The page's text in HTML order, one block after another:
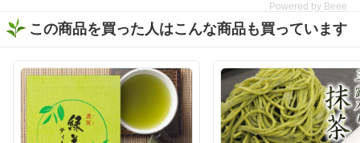
年度いしだ茶屋年間売り上
げNo.1👑 販売開始から多く
の方に愛されている、いし
だ茶屋で人気のティーバッ
グ商品です🍵 特上の深蒸し
で作られた濃旨緑茶は、テ
ィーバッグとは思えないほ
どしっかりとした味わい😋
香ばしい香りとお茶ならで
はストーリーに リンクを貼
り付けたので是非 チェック
してみてください🙇‍♀️ https://
www.ishida-chaya.jp/?pid=1
72961890 @ishidachaya #
いしだ茶屋 #タイアップ #
黒烏龍茶 #ウーロン茶 #今
日のお茶
Powered by Beee
この商品を買った人はこんな商品も買っています